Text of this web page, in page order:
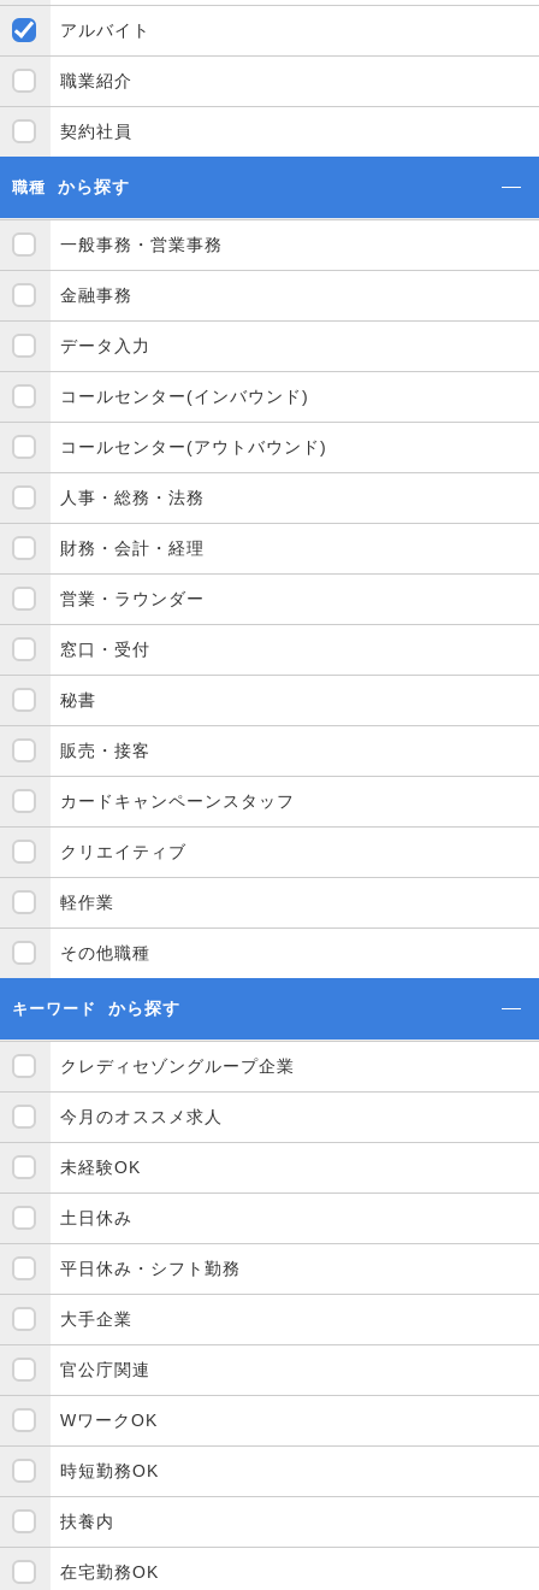
アルバイト
職業紹介
契約社員
職種 から探す
一般事務・営業事務
金融事務
データ入力
コールセンター(インバウンド)
コールセンター(アウトバウンド)
人事・総務・法務
財務・会計・経理
営業・ラウンダー
窓口・受付
秘書
販売・接客
カードキャンペーンスタッフ
クリエイティブ
軽作業
その他職種
キーワード から探す
クレディセゾングループ企業
今月のオススメ求人
未経験OK
土日休み
平日休み・シフト勤務
大手企業
官公庁関連
WワークOK
時短勤務OK
扶養内
在宅勤務OK